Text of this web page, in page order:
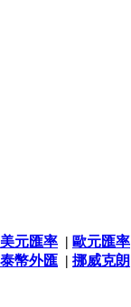
美元匯率 | 歐元匯率
泰幣外匯 | 挪威克朗